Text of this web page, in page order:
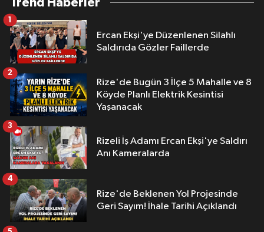
Trend Haberler
Ercan Ekşi'ye Düzenlenen Silahlı
Saldırıda Gözler Faillerde
1
Rize'de Bugün 3 İlçe 5 Mahalle ve 8
Köyde Planlı Elektrik Kesintisi
Yaşanacak
2
Rizeli İş Adamı Ercan Ekşi'ye Saldırı
Anı Kameralarda
3
Rize'de Beklenen Yol Projesinde
Geri Sayım! İhale Tarihi Açıklandı
4